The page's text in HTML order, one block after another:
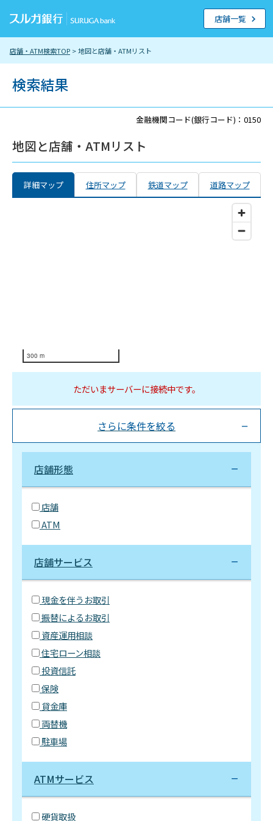
店舗・ATM検索TOP > 地図と店舗・ATMリスト
店舗一覧
検索結果
金融機関コード(銀行コード)：0150
地図と店舗・ATMリスト
詳細マップ 住所マップ 鉄道マップ 道路マップ
300 m
ただいまサーバーに接続中です。
さらに条件を絞る
店舗形態
店舗
ATM
店舗サービス
現金を伴うお取引
振替によるお取引
資産運用相談
住宅ローン相談
投資信託
保険
貸金庫
両替機
駐車場
ATMサービス
硬貨取扱